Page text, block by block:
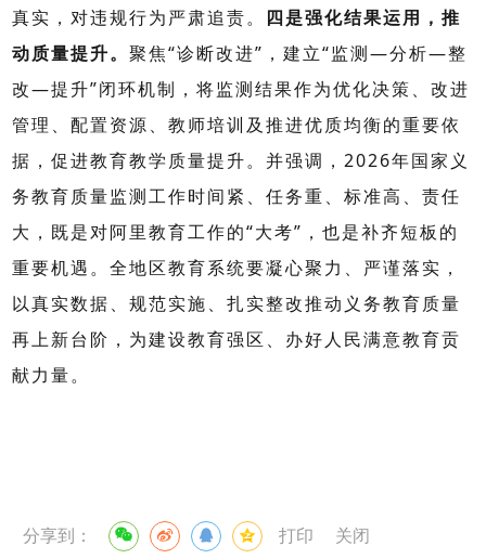
真实，对违规行为严肃追责。 四是强化结果运用，推
动质量提升。聚焦“诊断改进”，建立“监测—分析—整
改—提升”闭环机制，将监测结果作为优化决策、改进
管理、配置资源、教师培训及推进优质均衡的重要依
据，促进教育教学质量提升。并强调，2026年国家义
务教育质量监测工作时间紧、任务重、标准高、责任
大，既是对阿里教育工作的“大考”，也是补齐短板的
重要机遇。全地区教育系统要凝心聚力、严谨落实，
以真实数据、规范实施、扎实整改推动义务教育质量
再上新台阶，为建设教育强区、办好人民满意教育贡
献力量。
分享到： 打印 关闭